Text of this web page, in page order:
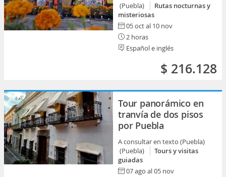
(Puebla)
Rutas nocturnas y
misteriosas
05 oct al 10 nov
2 horas
Español e inglés
$ 216.128
Tour panorámico en
tranvía de dos pisos
por Puebla
A consultar en texto (Puebla)
(Puebla)
Tours y visitas
guiadas
07 ago al 05 nov